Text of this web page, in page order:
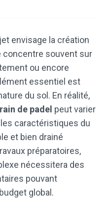
envisage la création
concentre souvent sur
ou encore
essentiel est
du sol. En réalité,
de padel peut varier
caractéristiques du
et bien drainé
préparatoires,
nécessitera des
pouvant
global.